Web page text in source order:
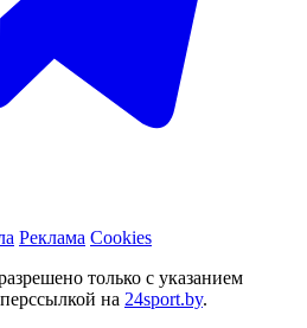
Реклама Cookies
только с указанием
на 24sport.by.